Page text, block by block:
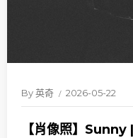
By英奇 2026-05-22
【肖像照】Sunny